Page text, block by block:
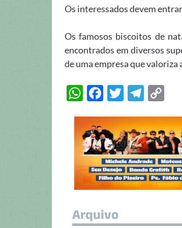
Os interessados devem
Os famosos biscoitos de
encontrados em diversos
de uma empresa que valoriza
W
at
s
A
p
p
F
e
b
o
o
k
T
itt
er
T
e
gr
a
m
p
y
Li
n
k
Arquivo